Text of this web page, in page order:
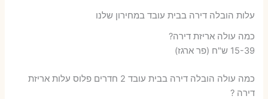
עלות הובלה דירה בבית עובד במחירון שלנו
כמה עולה אריזת דירה​?
15-39 ש"ח (פר ארגז)
כמה עולה הובלה דירה בבית עובד 2 חדרים פלוס עלות אריזת
דירה ?